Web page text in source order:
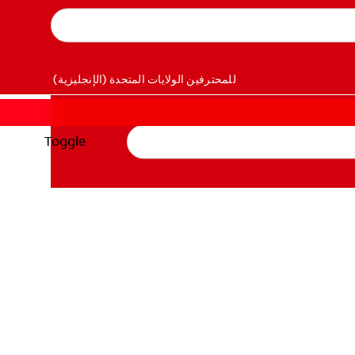
للمحترفين الولايات المتحدة (الإنجليزية)
Toggle